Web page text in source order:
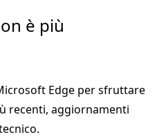
è più
Edge per sfruttare
recenti, aggiornamenti